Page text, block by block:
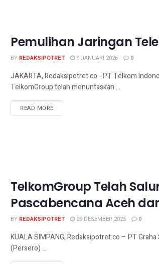
Pemulihan Jaringan
BY REDAKSIPOTRET 9 JANUARI 2026 0
JAKARTA, Redaksipotret.co - PT Telkom
TelkomGroup telah menuntaskan ...
READ MORE
TelkomGroup Telah
Pascabencana Aceh
BY REDAKSIPOTRET 29 DESEMBER 2025 0
KUALA SIMPANG, Redaksipotret.co – PT
(Persero) ...